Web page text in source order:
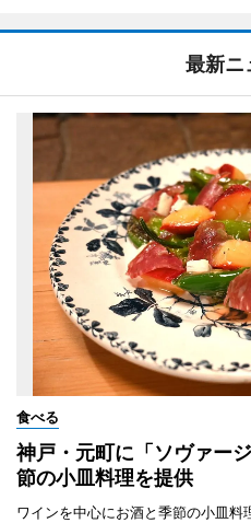
最新ニ
食べる
神戸・元町に「ソヴァー
節の小皿料理を提供
ワインを中心にお酒と季節の小皿